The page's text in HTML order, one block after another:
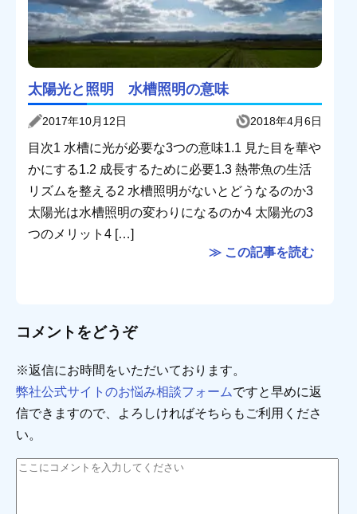
太陽光と照明 水槽照明の意味
2017年10月12日 2018年4月6日
目次1 水槽に光が必要な3つの意味1.1 見た目を華や
かにする1.2 成長するために必要1.3 熱帯魚の生活
リズムを整える2 水槽照明がないとどうなるのか3
太陽光は水槽照明の変わりになるのか4 太陽光の3
つのメリット4 […]
≫ この記事を読む
コメントをどうぞ
※返信にお時間をいただいております。
弊社公式サイトのお悩み相談フォームですと早めに返
信できますので、よろしければそちらもご利用くださ
い。